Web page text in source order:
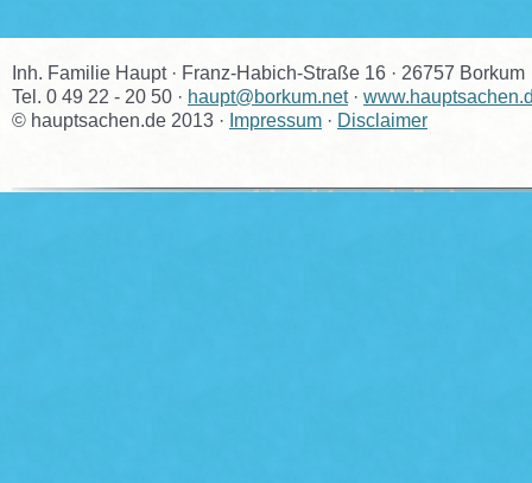
Inh. Familie Haupt · Franz-Habich-Straße 16 · 26757 Borkum
Tel. 0 49 22 - 20 50 · haupt@borkum.net·
© hauptsachen.de 2013 · Impressum · Disclaimer